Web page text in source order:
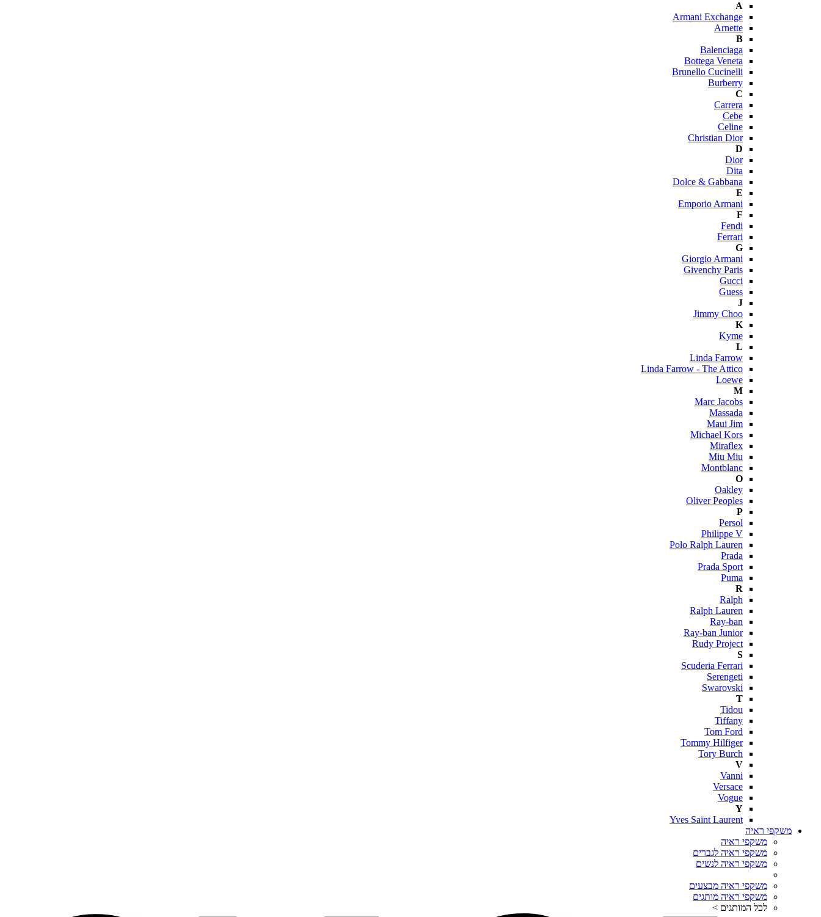
A
Armani Exchange
Arnette
B
Balenciaga
Bottega Veneta
Brunello Cucinelli
Burberry
C
Carrera
Cebe
Celine
Christian Dior
D
Dior
Dita
Dolce & Gabbana
E
Emporio Armani
F
Fendi
Ferrari
G
Giorgio Armani
Givenchy Paris
Gucci
Guess
J
Jimmy Choo
K
Kyme
L
Linda Farrow
Linda Farrow - The Attico
Loewe
M
Marc Jacobs
Massada
Maui Jim
Michael Kors
Miraflex
Miu Miu
Montblanc
O
Oakley
Oliver Peoples
P
Persol
Philippe V
Polo Ralph Lauren
Prada
Prada Sport
Puma
R
Ralph
Ralph Lauren
Ray-ban
Ray-ban Junior
Rudy Project
S
Scuderia Ferrari
Serengeti
Swarovski
T
Tidou
Tiffany
Tom Ford
Tommy Hilfiger
Tory Burch
V
Vanni
Versace
Vogue
Y
Yves Saint Laurent
משקפי ראיה
משקפי ראיה
משקפי ראיה לגברים
משקפי ראיה לנשים
משקפי ראיה מבצעים
משקפי ראיה מותגים
לכל המותגים >